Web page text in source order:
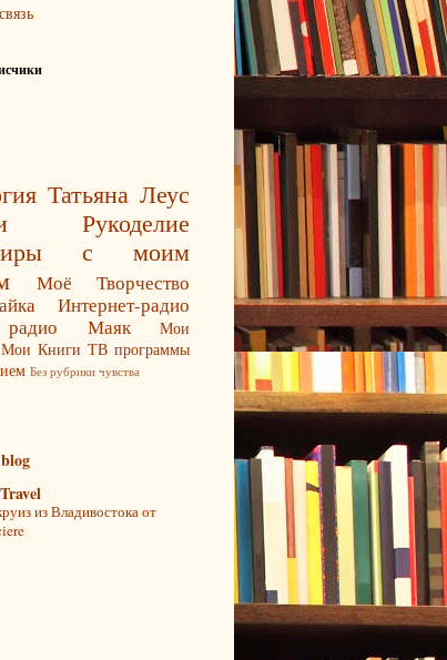
Татьяна Леус
Рукоделие
с моим
Моё Творчество
Интернет-радио
радио Маяк
Мои
Мои Книги ТВ программы
Без рубрики чувства
из Владивостока от